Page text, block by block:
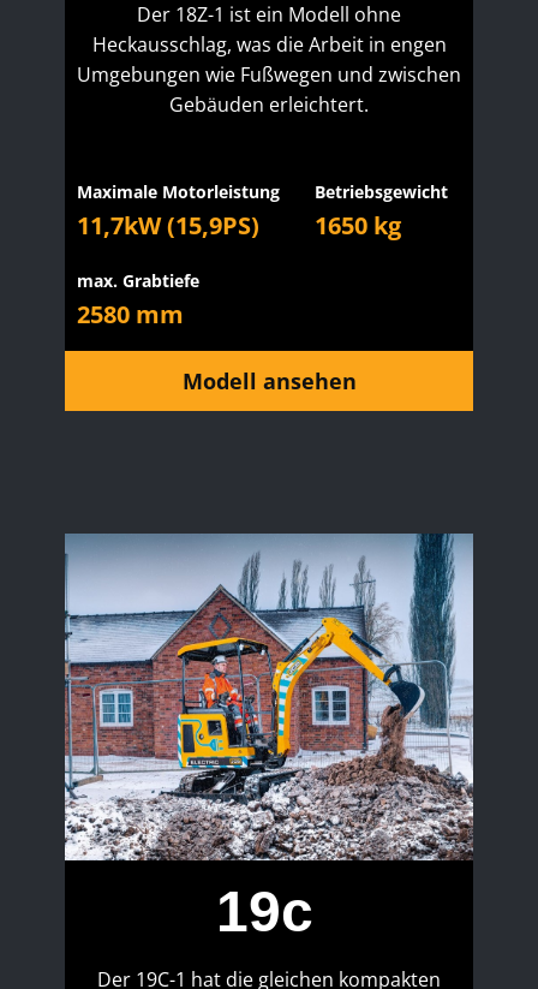
Der 18Z-1 ist ein Modell ohne
Heckausschlag, was die Arbeit in engen
Umgebungen wie Fußwegen und zwischen
Gebäuden erleichtert.
Maximale Motorleistung
11,7kW (15,9PS)
Betriebsgewicht
1650 kg
max. Grabtiefe
2580 mm
Modell ansehen
19c
Der 19C-1 hat die gleichen kompakten